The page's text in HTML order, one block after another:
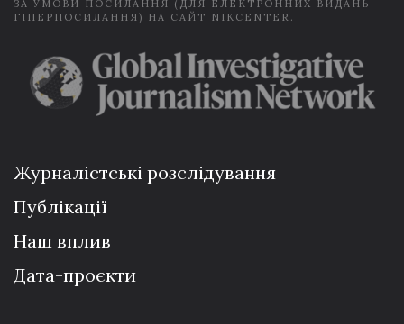
ЗА УМОВИ ПОСИЛАННЯ (ДЛЯ ЕЛЕКТРОННИХ ВИДАНЬ -
ГІПЕРПОСИЛАННЯ) НА САЙТ NIKCENTER.
Журналістські розслідування
Публікації
Наш вплив
Дата-проєкти